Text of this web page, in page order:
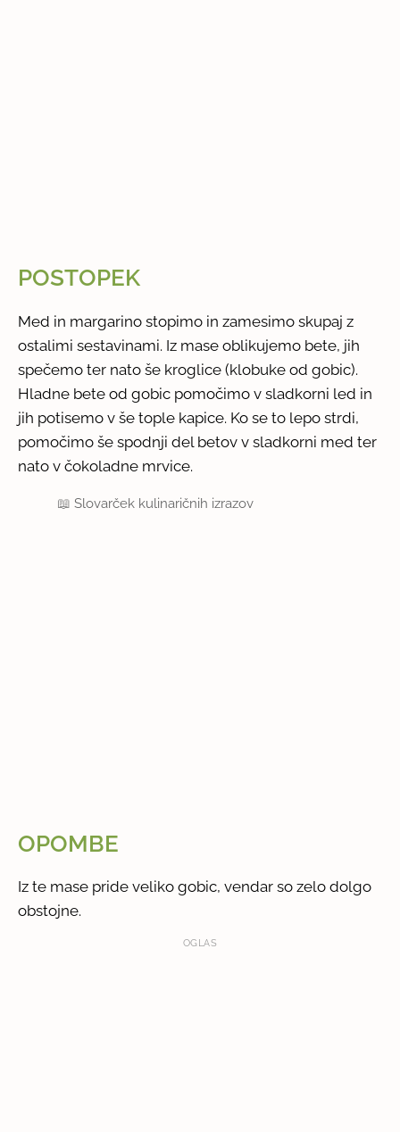
POSTOPEK
Med in margarino stopimo in zamesimo skupaj z
ostalimi sestavinami. Iz mase oblikujemo bete, jih
spečemo ter nato še kroglice (klobuke od gobic).
Hladne bete od gobic pomočimo v sladkorni led in
jih potisemo v še tople kapice. Ko se to lepo strdi,
pomočimo še spodnji del betov v sladkorni med ter
nato v čokoladne mrvice.
📖Slovarček kulinaričnih izrazov
OPOMBE
Iz te mase pride veliko gobic, vendar so zelo dolgo
obstojne.
OGLAS